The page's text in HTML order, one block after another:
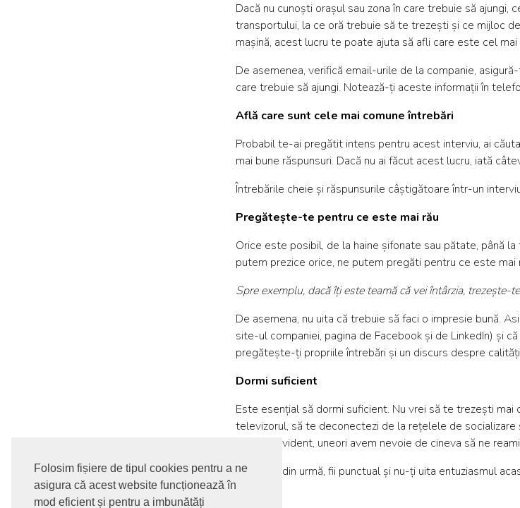
Folosim fișiere de tipul cookies pentru a ne
asigura că acest website funcționează în
mod eficient și pentru a imbunătăți
Dacă nu cunoști orașul sau zona în care trebuie să
transportului, la ce oră trebuie să te trezești și ce mijloc
mașină, acest lucru te poate ajuta să afli care este cel
De asemenea, verifică email-urile de la companie,
care trebuie să ajungi. Notează-ți aceste informații în
Află care sunt cele mai comune întrebări
Probabil te-ai pregătit intens pentru acest interviu, ai
mai bune răspunsuri. Dacă nu ai făcut acest lucru, iată
Întrebările cheie și răspunsurile câștigătoare într-un
Pregătește-te pentru ce este mai rău
Orice este posibil, de la haine șifonate sau pătate, până
putem prezice orice, ne putem pregăti pentru ce este mai
Spre exemplu, dacă îți este teamă că vei întârzia, trezește-
De asemena, nu uita că trebuie să faci o impresie bună.
site-ul companiei, pagina de Facebook și de LinkedIn) și
pregătește-ți propriile întrebări și un discurs despre
Dormi suficient
Este esențial să dormi suficient. Nu vrei să te trezești
televizorul, să te deconectezi de la rețelele de
un lucru evident, uneori avem nevoie de cineva să ne
Și în cele din urmă, fii punctual și nu-ți uita entuziasmul